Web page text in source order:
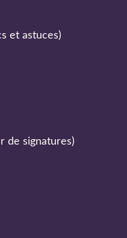
et astuces)
de signatures)